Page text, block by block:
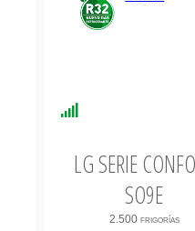
LG SERIE
SO9E
2.500 frigorías